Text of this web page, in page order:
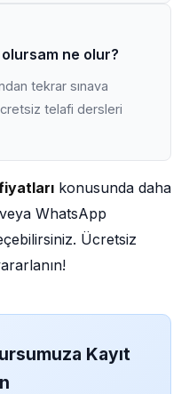
olursam ne olur?
tekrar sınava
telafi dersleri
konusunda daha
WhatsApp
Ücretsiz
Kayıt